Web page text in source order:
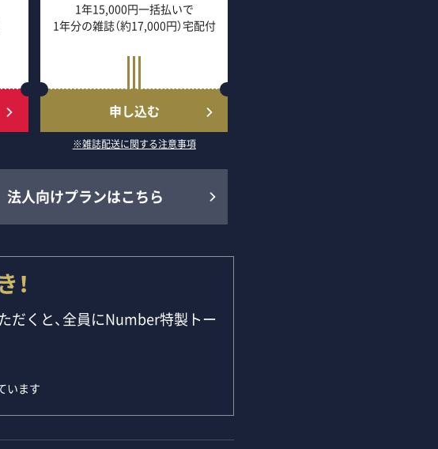
1年15,000円一括払いで
1年分の雑誌（約17,000円）宅配付
申し込む
※雑誌配送に関する注意事項
法人向けプランはこちら
だくと、全員にNumber特製トー
います